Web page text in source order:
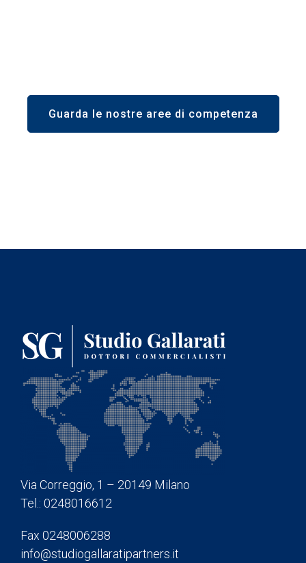
Guarda le nostre aree di competenza
Via Correggio, 1 – 20149 Milano
Tel.: 0248016612
Fax 0248006288
info@studiogallaratipartners.it